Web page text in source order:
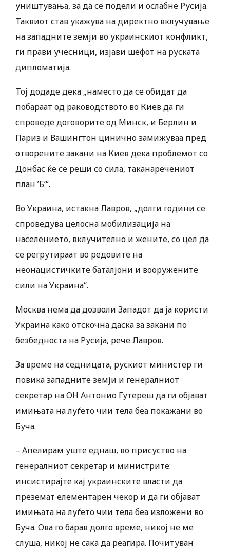
уништувања, за да се подели и ослабне Русија.
Таквиот став укажува на директно вклучување
на западните земји во украинскиот конфликт,
ги прави учесници, изјави шефот на руската
дипломатија.
Тој додаде дека „наместо да се обидат да
побараат од раководството во Киев да ги
спроведе договорите од Минск, и Берлин и
Париз и Вашингтон цинично замижуваа пред
отворените закани на Киев дека проблемот со
Донбас ќе се реши со сила, таканаречениот
план ’Б‘“.
Во Украина, истакна Лавров, „долги години се
спроведува целосна мобилизација на
населението, вклучително и жените, со цел да
се регрутираат во редовите на
неонацистичките баталјони и вооружените
сили на Украина“.
Москва нема да дозволи Западот да ја користи
Украина како отскочна даска за закани по
безбедноста на Русија, рече Лавров.
За време на седницата, рускиот министер ги
повика западните земји и генералниот
секретар на ОН Антонио Гутереш да ги објават
имињата на луѓето чии тела беа покажани во
Буча.
– Апелирам уште еднаш, во присуство на
генералниот секретар и министрите:
инсистирајте кај украинските власти да
преземат елементарен чекор и да ги објават
имињата на луѓето чии тела беа изложени во
Буча. Ова го барав долго време, никој не ме
слуша, никој не сака да реагира. Почитуван